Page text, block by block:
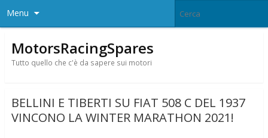
Menu
MotorsRacingSpares
Tutto quello che c'è da sapere sui motori
BELLINI E TIBERTI SU FIAT 508 C DEL 1937
VINCONO LA WINTER MARATHON 2021!